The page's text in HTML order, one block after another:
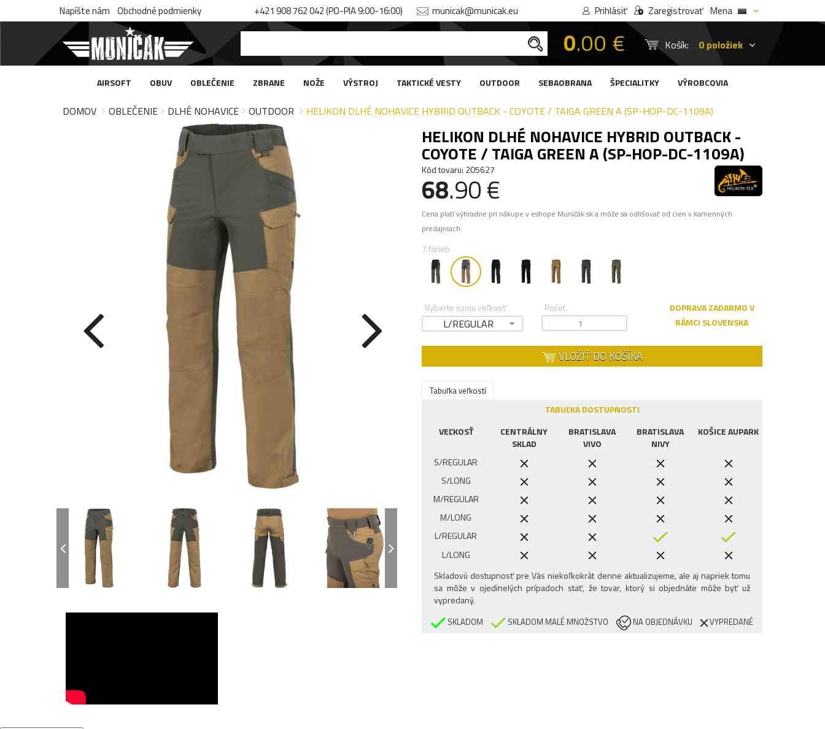
Napíšte nám Obchodné podmienky +421 908 762 042 (PO-PIA 9:00-16:00) municak@municak.eu Prihlásiť Zaregistrovať Mena
0.00 € Košík: 0 položiek
AIRSOFT OBUV OBLEČENIE ZBRANE NOŽE VÝSTROJ TAKTICKÉ VESTY OUTDOOR SEBAOBRANA ŠPECIALITKY VÝROBCOVIA
DOMOV OBLEČENIE DLHÉ NOHAVICE OUTDOOR HELIKON DLHÉ NOHAVICE HYBRID OUTBACK - COYOTE / TAIGA GREEN A (SP-HOP-DC-1109A)
HELIKON DLHÉ NOHAVICE HYBRID OUTBACK -
COYOTE / TAIGA GREEN A (SP-HOP-DC-1109A)
Kód tovaru: 205627
68.90 €
Cena platí výhradne pri nákupe v eshope Muničák.sk a môže sa odlišovať od cien v kamenných
predajniach.
7 farieb
Vyberte svoju veľkosť
L/REGULAR
Počet
DOPRAVA ZADARMO V
RÁMCI SLOVENSKA
VLOŽIŤ DO KOŠÍKA
Tabuľka veľkostí
TABUĽKA DOSTUPNOSTI
VEĽKOSŤ
CENTRÁLNY
SKLAD
BRATISLAVA
VIVO
BRATISLAVA
NIVY
KOŠICE AUPARK
S/REGULAR
S/LONG
M/REGULAR
M/LONG
L/REGULAR
L/LONG
XL/REGULAR
XL/LONG
XL/XLONG
XXL/REGULAR
Skladovú dostupnosť pre Vás niekoľkokrát denne aktualizujeme, ale aj napriek tomu
sa môže v ojedinelých prípadoch stať, že tovar, ktorý si objednáte môže byť už
vypredaný.
SKLADOM SKLADOM MALÉ MNOŽSTVO NA OBJEDNÁVKU VYPREDANÉ